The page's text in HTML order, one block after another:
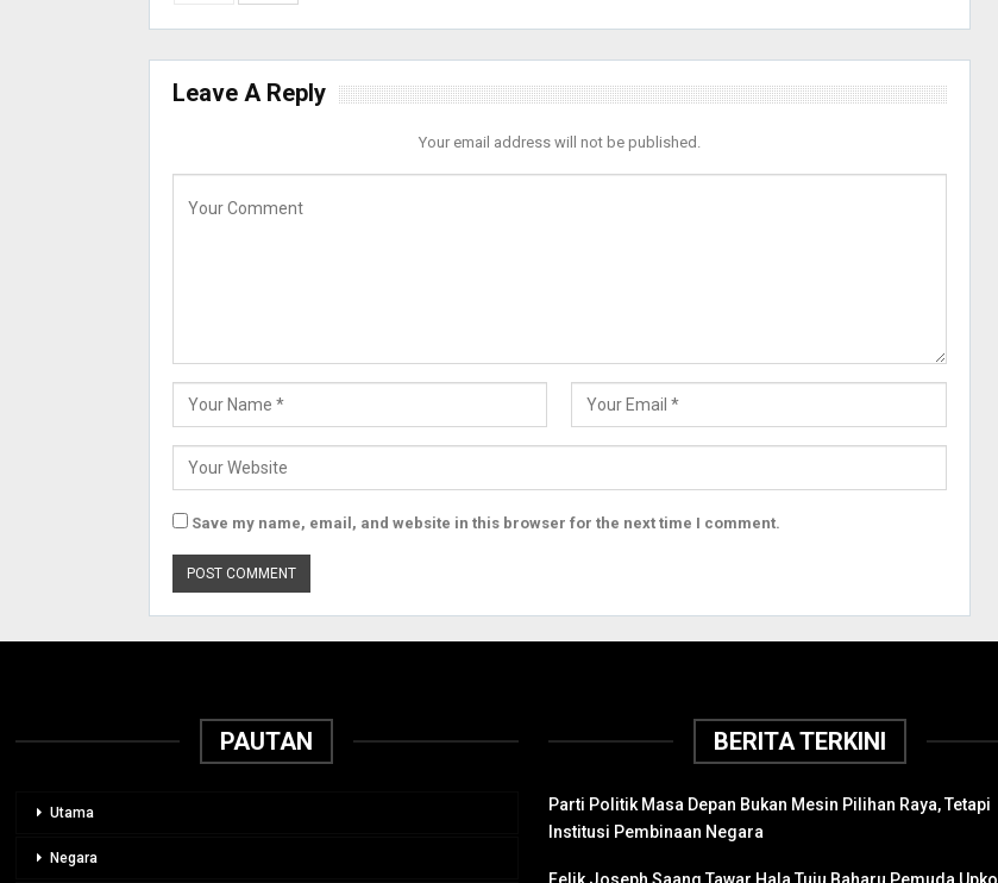
Leave A Reply
Your email address will not be published.
Save my name, email, and website in this browser for the next time I comment.
PAUTAN
Utama
Negara
BERITA TERKINI
Parti Politik Masa Depan Bukan Mesin Pilihan Raya, Tetapi
Institusi Pembinaan Negara